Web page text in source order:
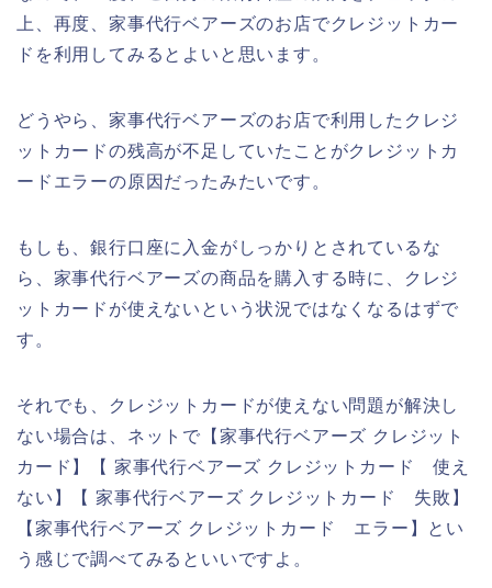
上、再度、家事代行ベアーズのお店でクレジットカー
ドを利用してみるとよいと思います。
どうやら、家事代行ベアーズのお店で利用したクレジ
ットカードの残高が不足していたことがクレジットカ
ードエラーの原因だったみたいです。
もしも、銀行口座に入金がしっかりとされているな
ら、家事代行ベアーズの商品を購入する時に、クレジ
ットカードが使えないという状況ではなくなるはずで
す。
それでも、クレジットカードが使えない問題が解決し
ない場合は、ネットで【家事代行ベアーズ クレジット
カード】【 家事代行ベアーズ クレジットカード 使え
ない】【 家事代行ベアーズ クレジットカード 失敗】
【家事代行ベアーズ クレジットカード エラー】とい
う感じで調べてみるといいですよ。